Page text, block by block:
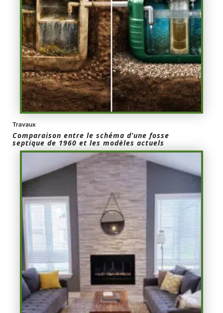
Travaux
Comparaison entre le schéma d’une fosse
septique de 1960 et les modèles actuels